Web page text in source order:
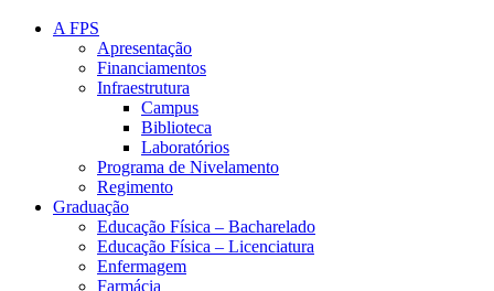
A FPS
Apresentação
Financiamentos
Infraestrutura
Campus
Biblioteca
Laboratórios
Programa de Nivelamento
Regimento
Graduação
Educação Física – Bacharelado
Educação Física – Licenciatura
Enfermagem
Farmácia